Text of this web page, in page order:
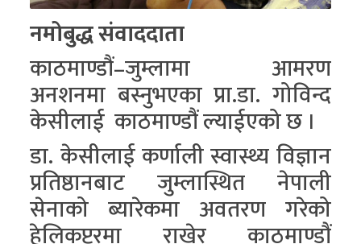
साहित्य
टिभी
English
नमोबुद्ध संवाददाता
काठमाण्डौं–जुम्लामा आमरण
अनशनमा बस्नुभएका प्रा.डा. गोविन्द
केसीलाई काठमाण्डौं ल्याईएको छ ।
डा. केसीलाई कर्णाली स्वास्थ्य विज्ञान
प्रतिष्ठानबाट जुम्लास्थित नेपाली
सेनाको ब्यारेकमा अवतरण गरेको
हेलिकप्टरमा राखेर काठमाण्डौं